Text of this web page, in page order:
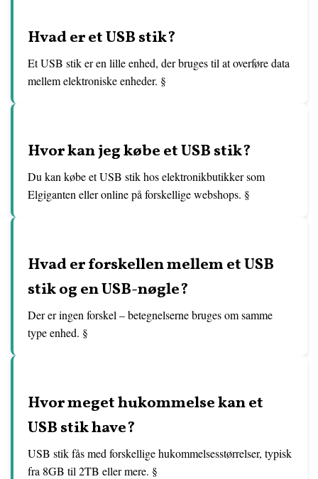
Hvad er et USB stik?
Et USB stik er en lille enhed, der bruges til at overføre data
mellem elektroniske enheder. §
Hvor kan jeg købe et USB stik?
Du kan købe et USB stik hos elektronikbutikker som
Elgiganten eller online på forskellige webshops. §
Hvad er forskellen mellem et USB
stik og en USB-nøgle?
Der er ingen forskel – betegnelserne bruges om samme
type enhed. §
Hvor meget hukommelse kan et
USB stik have?
USB stik fås med forskellige hukommelsesstørrelser, typisk
fra 8GB til 2TB eller mere. §